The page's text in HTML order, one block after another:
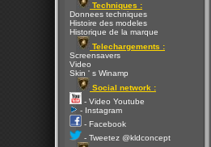
Techniques :
Donnees techniques
Histoire des modeles
Historique de la marque
Telechargements :
Screensavers
Video
Skin ' s Winamp
Social network :
- Video Youtube
- Instagram
- Facebook
- Tweetez @kldconcept